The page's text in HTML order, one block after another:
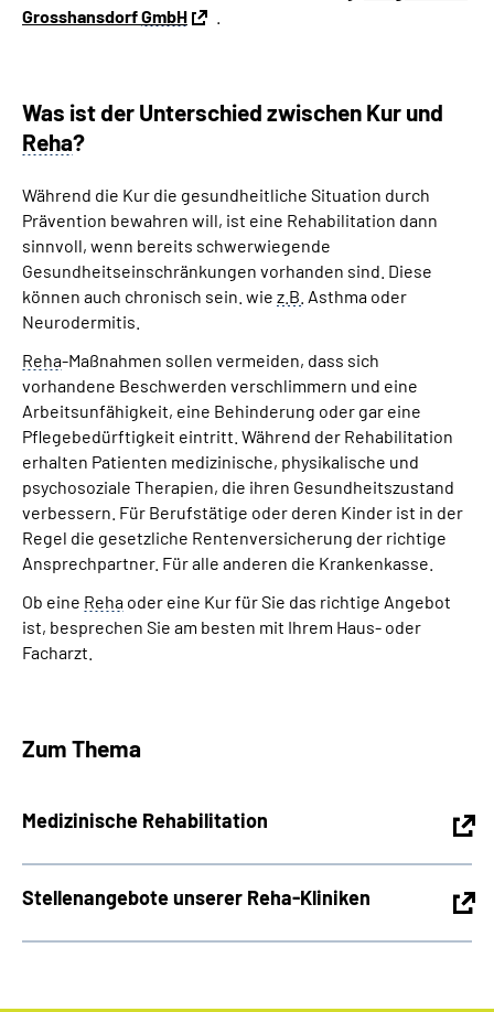
GrosshansdorfGmbH
Was ist der Unterschied zwischen Kur und
Reha?
Während die Kur die gesundheitliche Situation durch
Prävention bewahren will, ist eine Rehabilitation dann
sinnvoll, wenn bereits schwerwiegende
Gesundheitseinschränkungen vorhanden sind. Diese
können auch chronisch sein. wie z.B. Asthma oder
Neurodermitis.
Reha-Maßnahmen sollen vermeiden, dass sich
vorhandene Beschwerden verschlimmern und eine
Arbeitsunfähigkeit, eine Behinderung oder gar eine
Pflegebedürftigkeit eintritt. Während der Rehabilitation
erhalten Patienten medizinische, physikalische und
psychosoziale Therapien, die ihren Gesundheitszustand
verbessern. Für Berufstätige oder deren Kinder ist in der
Regel die gesetzliche Rentenversicherung der richtige
Ansprechpartner. Für alle anderen die Krankenkasse.
Ob eine Reha oder eine Kur für Sie das richtige Angebot
ist, besprechen Sie am besten mit Ihrem Haus- oder
Facharzt.
Zum Thema
Medizinische Rehabilitation
Stellenangebote unserer Reha-Kliniken